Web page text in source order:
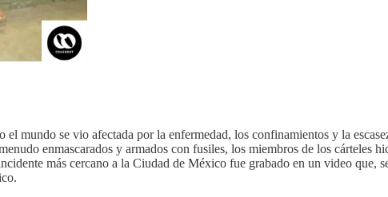
mundo se vio afectada por la enfermedad, los confinamientos y la
enmascarados y armados con fusiles, los miembros de los cárteles
más cercano a la Ciudad de México fue grabado en un video